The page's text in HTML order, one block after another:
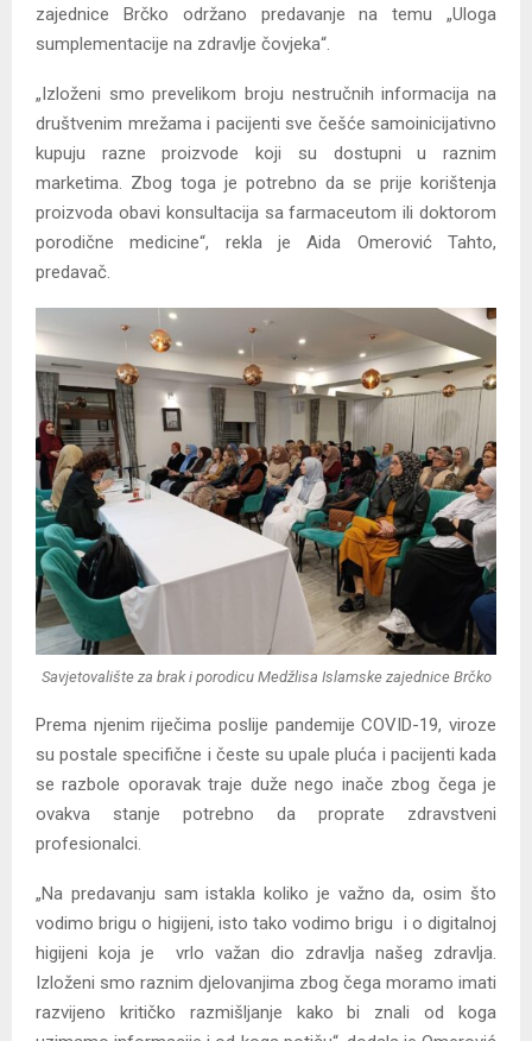
zajednice Brčko održano predavanje na temu „Uloga
sumplementacije na zdravlje čovjeka“.
„Izloženi smo prevelikom broju nestručnih informacija na
društvenim mrežama i pacijenti sve češće samoinicijativno
kupuju razne proizvode koji su dostupni u raznim
marketima. Zbog toga je potrebno da se prije korištenja
proizvoda obavi konsultacija sa farmaceutom ili doktorom
porodične medicine“, rekla je Aida Omerović Tahto,
predavač.
Savjetovalište za brak i porodicu Medžlisa Islamske zajednice Brčko
Prema njenim riječima poslije pandemije COVID-19, viroze
su postale specifične i česte su upale pluća i pacijenti kada
se razbole oporavak traje duže nego inače zbog čega je
ovakva stanje potrebno da proprate zdravstveni
profesionalci.
„Na predavanju sam istakla koliko je važno da, osim što
vodimo brigu o higijeni, isto tako vodimo brigu i o digitalnoj
higijeni koja je vrlo važan dio zdravlja našeg zdravlja.
Izloženi smo raznim djelovanjima zbog čega moramo imati
razvijeno kritičko razmišljanje kako bi znali od koga